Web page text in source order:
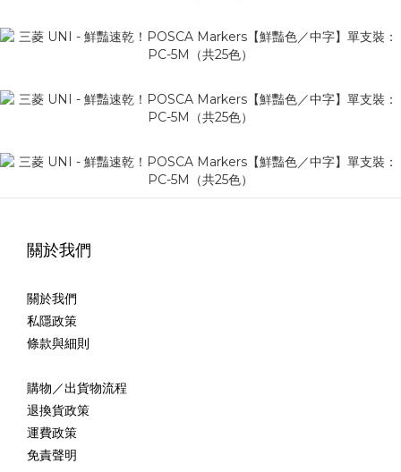
關於我們
關於我們
私隱政策
條款與細則
購物／出貨物流程
退換貨政策
運費政策
免責聲明